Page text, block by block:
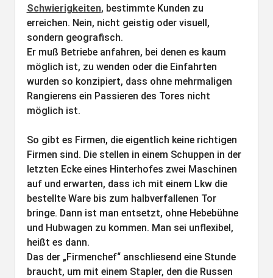
Schwierigkeiten, bestimmte Kunden zu
erreichen. Nein, nicht geistig oder visuell,
sondern geografisch.
Er muß Betriebe anfahren, bei denen es kaum
möglich ist, zu wenden oder die Einfahrten
wurden so konzipiert, dass ohne mehrmaligen
Rangierens ein Passieren des Tores nicht
möglich ist.
So gibt es Firmen, die eigentlich keine richtigen
Firmen sind. Die stellen in einem Schuppen in der
letzten Ecke eines Hinterhofes zwei Maschinen
auf und erwarten, dass ich mit einem Lkw die
bestellte Ware bis zum halbverfallenen Tor
bringe. Dann ist man entsetzt, ohne Hebebühne
und Hubwagen zu kommen. Man sei unflexibel,
heißt es dann.
Das der „Firmenchef“ anschliesend eine Stunde
braucht, um mit einem Stapler, den die Russen